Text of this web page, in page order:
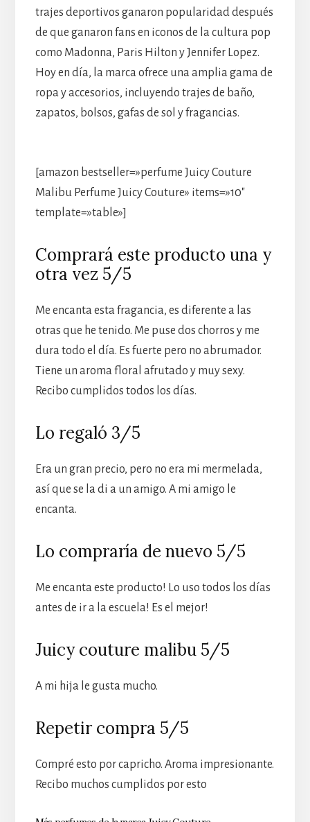
trajes deportivos ganaron popularidad después
de que ganaron fans en iconos de la cultura pop
como Madonna, Paris Hilton y Jennifer Lopez.
Hoy en día, la marca ofrece una amplia gama de
ropa y accesorios, incluyendo trajes de baño,
zapatos, bolsos, gafas de sol y fragancias.
[amazon bestseller=»perfume Juicy Couture
Malibu Perfume Juicy Couture» items=»10″
template=»table»]
Comprará este producto una y
otra vez 5/5
Me encanta esta fragancia, es diferente a las
otras que he tenido. Me puse dos chorros y me
dura todo el día. Es fuerte pero no abrumador.
Tiene un aroma floral afrutado y muy sexy.
Recibo cumplidos todos los días.
Lo regaló 3/5
Era un gran precio, pero no era mi mermelada,
así que se la di a un amigo. A mi amigo le
encanta.
Lo compraría de nuevo 5/5
Me encanta este producto! Lo uso todos los días
antes de ir a la escuela! Es el mejor!
Juicy couture malibu 5/5
A mi hija le gusta mucho.
Repetir compra 5/5
Compré esto por capricho. Aroma impresionante.
Recibo muchos cumplidos por esto